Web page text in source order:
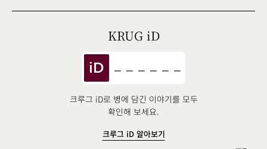
KRUGiD
iD
크루그 iD로 병에 담긴 이야기를 모두
확인해 보세요.
크루그iD알아보기